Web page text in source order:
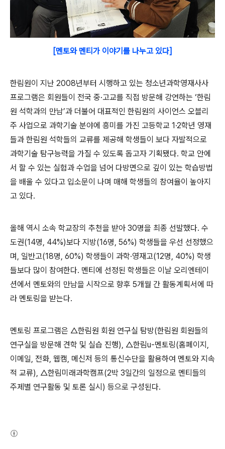
[멘토와 멘티가 이야기를 나누고 있다]
한림원이 지난 2008년부터 시행하고 있는 청소년과학영재사사
프로그램은 회원들이 전국 중·고교를 직접 방문해 강연하는 ‘한림
원 석학과의 만남’과 더불어 대표적인 한림원의 사이언스 오블리
주 사업으로 과학기술 분야에 흥미를 가진 고등학교 1·2학년 영재
들과 한림원 석학들의 교류를 제공해 학생들이 보다 자발적으로
과학기술 탐구능력을 가질 수 있도록 돕고자 기획됐다. 학교 안에
서 할 수 있는 실험과 수업을 넘어 다방면으로 깊이 있는 학습방법
을 배울 수 있다고 입소문이 나며 매해 학생들의 참여율이 높아지
고 있다.
올해 역시 소속 학교장의 추천을 받아 30명을 최종 선발했다. 수
도권(14명, 44%)보다 지방(16명, 56%) 학생들을 우선 선정했으
며, 일반고(18명, 60%) 학생들이 과학·영재고(12명, 40%) 학생
들보다 많이 참여한다. 멘티에 선정된 학생들은 이날 오리엔테이
션에서 멘토와의 만남을 시작으로 향후 5개월 간 활동계획서에 따
라 멘토링을 받는다.
멘토링 프로그램은 △한림원 회원 연구실 탐방(한림원 회원들의
연구실을 방문해 견학 및 실습 진행), △한림u-멘토링(홈페이지,
이메일, 전화, 웹캠, 메신저 등의 통신수단을 활용하여 멘토와 지속
적 교류), △한림미래과학캠프(2박 3일간의 일정으로 멘티들의
주제별 연구활동 및 토론 실시) 등으로 구성된다.